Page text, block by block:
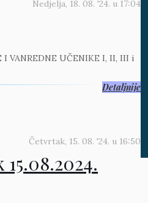
Nedjelja, 18. 08. '24. u 17:04
I VANREDNE UČENIKE I, II, III i
Detaljnije
Četvrtak, 15. 08. '24. u 16:50